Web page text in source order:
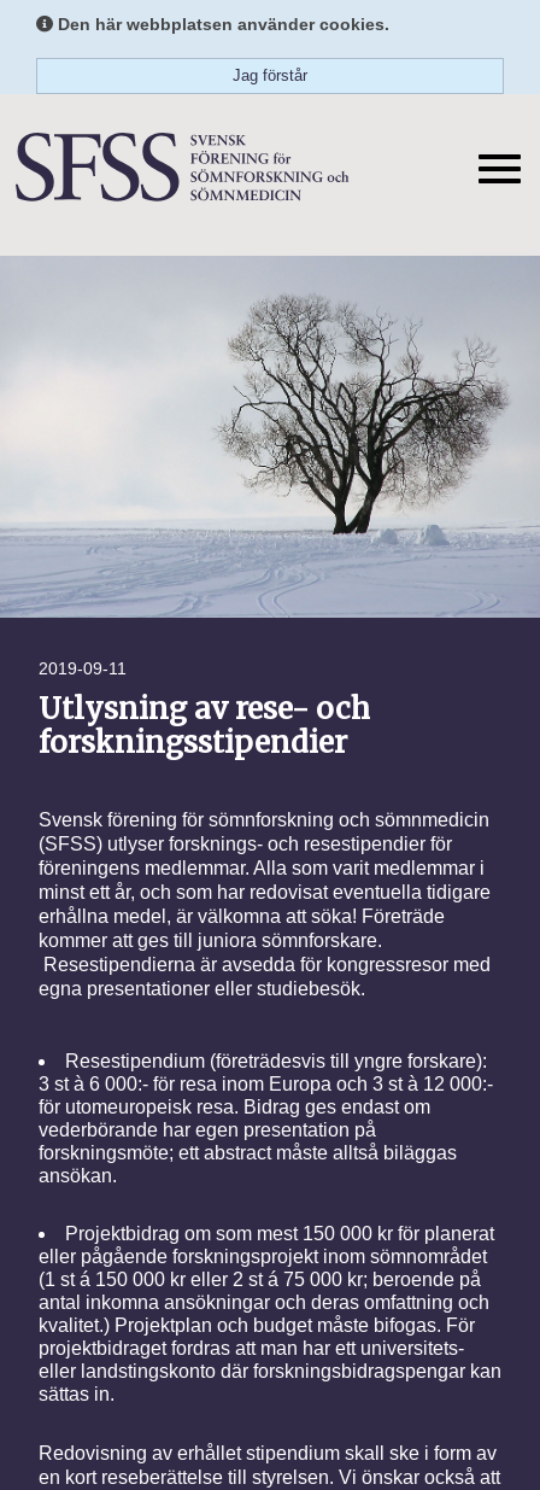
Den här webbplatsen använder cookies.
Jag förstår
2019-09-11
Utlysning av rese- och
forskningsstipendier
Svensk förening för sömnforskning och sömnmedicin
(SFSS) utlyser forsknings- och resestipendier för
föreningens medlemmar. Alla som varit medlemmar i
minst ett år, och som har redovisat eventuella tidigare
erhållna medel, är välkomna att söka! Företräde
kommer att ges till juniora sömnforskare.
Resestipendierna är avsedda för kongressresor med
egna presentationer eller studiebesök.
Resestipendium (företrädesvis till yngre forskare):
3 st à 6 000:- för resa inom Europa och 3 st à 12 000:-
för utomeuropeisk resa. Bidrag ges endast om
vederbörande har egen presentation på
forskningsmöte; ett abstract måste alltså biläggas
ansökan.
Projektbidrag om som mest 150 000 kr för planerat
eller pågående forskningsprojekt inom sömnområdet
(1 st á 150 000 kr eller 2 st á 75 000 kr; beroende på
antal inkomna ansökningar och deras omfattning och
kvalitet.) Projektplan och budget måste bifogas. För
projektbidraget fordras att man har ett universitets-
eller landstingskonto där forskningsbidragspengar kan
sättas in.
Redovisning av erhållet stipendium skall ske i form av
en kort reseberättelse till styrelsen. Vi önskar också att